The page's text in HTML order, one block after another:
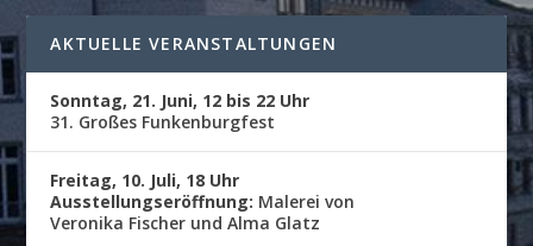
AKTUELLE VERANSTALTUNGEN
Sonntag, 21. Juni, 12 bis 22 Uhr
31. Großes Funkenburgfest
Freitag, 10. Juli, 18 Uhr
Ausstellungseröffnung: Malerei von
Veronika Fischer und Alma Glatz